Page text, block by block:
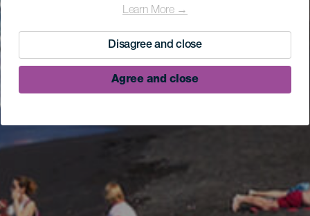
Learn More →
Disagree and close
Agree and close